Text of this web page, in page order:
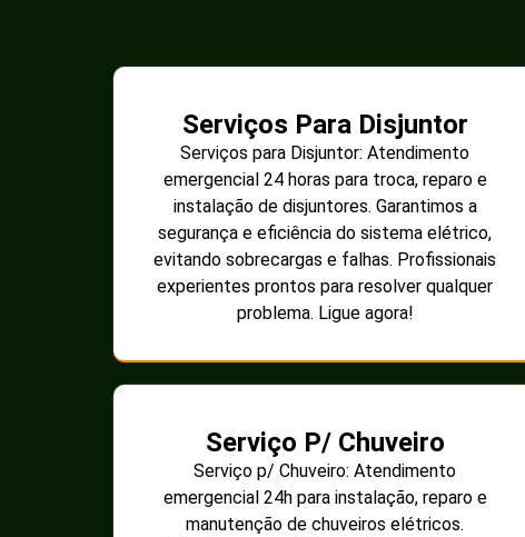
Serviços Para Disjuntor
Serviços para Disjuntor: Atendimento
emergencial 24 horas para troca, reparo e
instalação de disjuntores. Garantimos a
segurança e eficiência do sistema elétrico,
evitando sobrecargas e falhas. Profissionais
experientes prontos para resolver qualquer
problema. Ligue agora!
Serviço P/ Chuveiro
Serviço p/ Chuveiro: Atendimento
emergencial 24h para instalação, reparo e
manutenção de chuveiros elétricos.